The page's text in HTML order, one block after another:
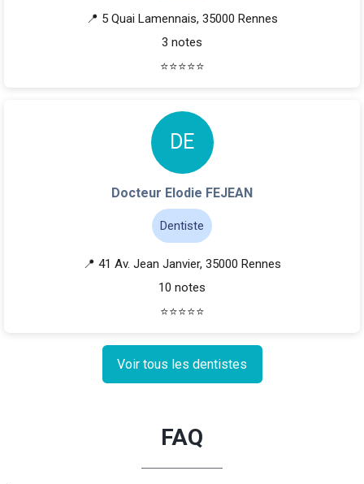
📍 5 Quai Lamennais, 35000 Rennes
3 notes
⭐⭐⭐⭐⭐
DE
Docteur Elodie FEJEAN
Dentiste
📍 41 Av. Jean Janvier, 35000 Rennes
10 notes
⭐⭐⭐⭐⭐
Voir tous les dentistes
FAQ